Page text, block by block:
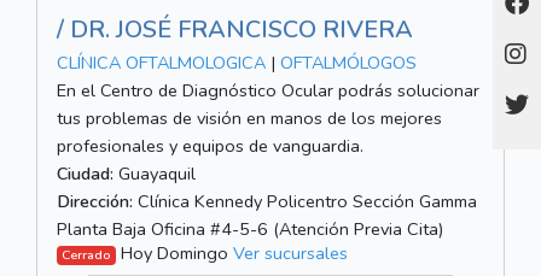
/ DR. JOSÉ FRANCISCO RIVERA
CLÍNICA OFTALMOLOGICA | OFTALMÓLOGOS
En el Centro de Diagnóstico Ocular podrás solucionar
tus problemas de visión en manos de los mejores
profesionales y equipos de vanguardia.
Ciudad: Guayaquil
Dirección: Clínica Kennedy Policentro Sección Gamma
Planta Baja Oficina #4-5-6 (Atención Previa Cita)
Cerrado Hoy Domingo Ver sucursales